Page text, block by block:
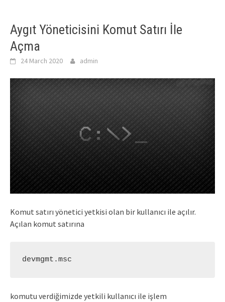
Aygıt Yöneticisini Komut Satırı İle
Açma
24 March 2020 admin
Komut satırı yönetici yetkisi olan bir kullanıcı ile açılır.
Açılan komut satırına
devmgmt.msc
komutu verdiğimizde yetkili kullanıcı ile işlem